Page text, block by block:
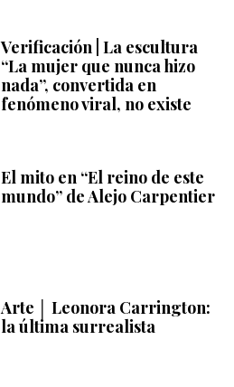
Verificación | La escultura
“La mujer que nunca hizo
nada”, convertida en
fenómeno viral, no existe
El mito en “El reino de este
mundo” de Alejo Carpentier
Arte │ Leonora Carrington:
la última surrealista